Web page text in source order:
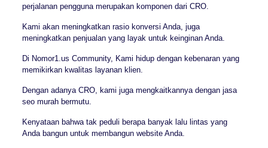
perjalanan pengguna merupakan komponen dari CRO.
Kami akan meningkatkan rasio konversi Anda, juga
meningkatkan penjualan yang layak untuk keinginan Anda.
Di Nomor1.us Community, Kami hidup dengan kebenaran yang
memikirkan kwalitas layanan klien.
Dengan adanya CRO, kami juga mengkaitkannya dengan jasa
seo murah bermutu.
Kenyataan bahwa tak peduli berapa banyak lalu lintas yang
Anda bangun untuk membangun website Anda.